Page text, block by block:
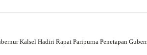
Kalsel Hadiri Rapat Paripurna Penetapan